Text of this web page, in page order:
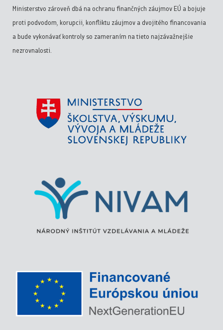
Ministerstvo zároveň dbá na ochranu finančných záujmov EÚ a bojuje
proti podvodom, korupcii, konfliktu záujmov a dvojitého financovania
a bude vykonávať kontroly so zameraním na tieto najzávažnejšie
nezrovnalosti.